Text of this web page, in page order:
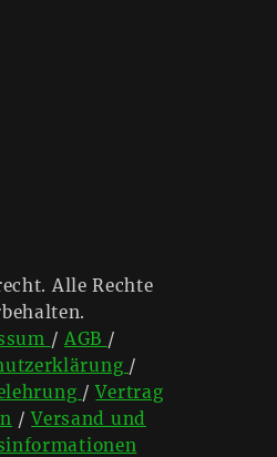
Alle Rechte
/ AGB /
/
/Vertrag
/Versand und